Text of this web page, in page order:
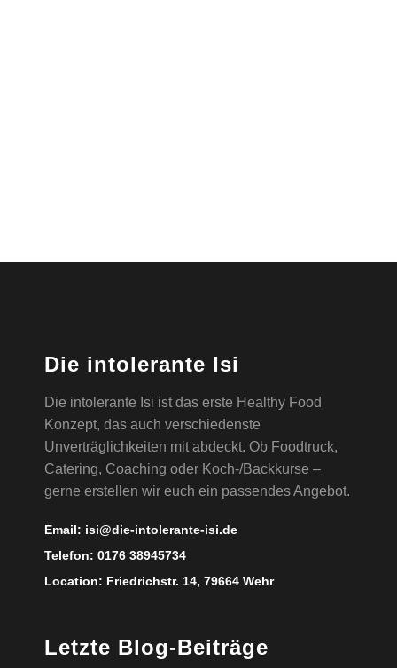
Die intolerante Isi
Die intolerante Isi ist das erste Healthy Food
Konzept, das auch verschiedenste
Unverträglichkeiten mit abdeckt. Ob Foodtruck,
Catering, Coaching oder Koch-/Backkurse –
gerne erstellen wir euch ein passendes Angebot.
Email: isi@die-intolerante-isi.de
Telefon: 0176 38945734
Location: Friedrichstr. 14, 79664 Wehr
Letzte Blog-Beiträge